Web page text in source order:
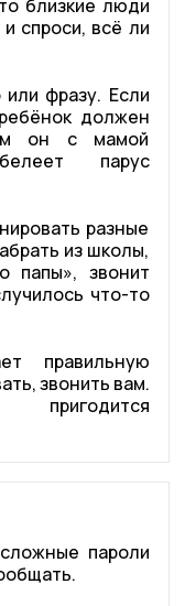
близкие люди
спроси, всё ли
фразу. Если
должен
он с мамой
парус
разные
из школы,
папы», звонит
что-то
правильную
звонить вам.
пригодится
пароли